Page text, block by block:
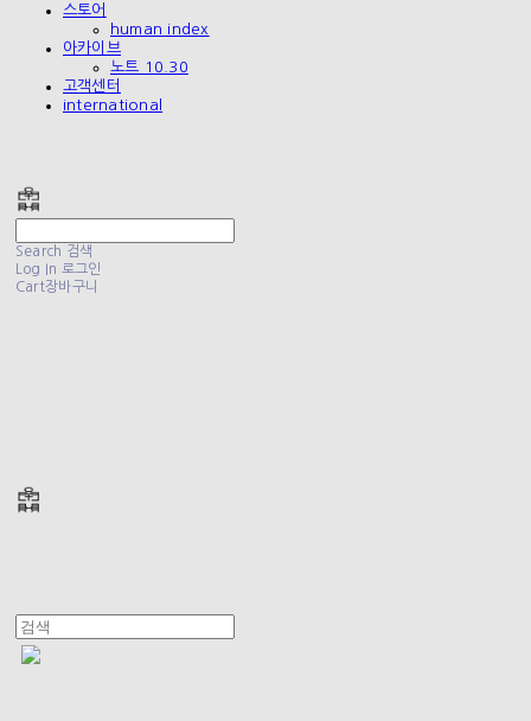
스토어
human index
아카이브
노트 10.30
고객센터
international
Search 검색
Log In 로그인
Cart장바구니